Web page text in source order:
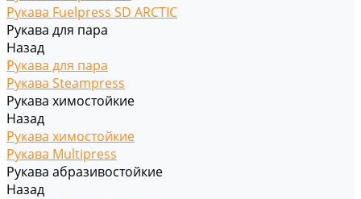
Рукава Fuelpress SD ARCTIC
Рукава для пара
Назад
Рукава для пара
Рукава Steampress
Рукава химостойкие
Назад
Рукава химостойкие
Рукава Multipress
Рукава абразивостойкие
Назад